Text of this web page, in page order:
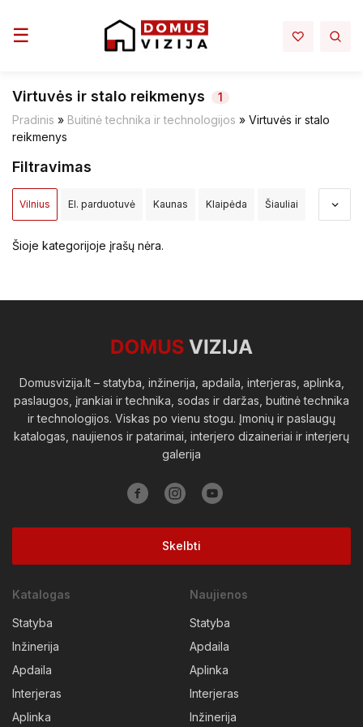
Toggle navigation
☰
Filtravimas
Vilnius El. parduotuvė Kaunas Klaipėda Šiauliai
Panevėžys Alytus Akmenės raj.
Joniškio raj. Jurbarko raj.
Kaišiadorių raj. Kalvarijos sav. Kauno raj.
Kazlų Rudos sav. Kėdainių raj. Kelmės raj.
Kretingos raj. Kupiškio raj.
Marijampolės sav. Mažeikių raj.
Molėtų raj. Neringos sav. Pagėgių sav. Pakruojo raj.
Plungės raj. Radviliškio raj. Raseinių raj.
Rietavo sav. Skuodo raj.
Šalčininkų raj. Šilalės raj.
Širvintų raj. Tauragės raj.
Virtuvės ir stalo reikmenys
1
Pradinis » Buitinė technika ir technologijos » Virtuvės ir stalo
reikmenys
Šioje kategorijoje įrašų nėra.
Domusvizija.lt – statyba, inžinerija, apdaila, interjeras, aplinka,
paslaugos, įrankiai ir technika, sodas ir daržas, buitinė technika
ir technologijos. Viskas po vienu stogu. Įmonių ir paslaugų
katalogas, naujienos ir patarimai, interjero dizaineriai ir interjerų
galerija
Skelbti
Katalogas
Statyba
Inžinerija
Apdaila
Interjeras
Aplinka
Naujienos
Statyba
Apdaila
Aplinka
Interjeras
Inžinerija